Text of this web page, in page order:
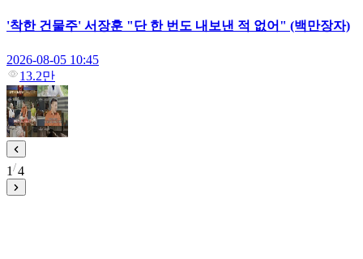
'착한 건물주' 서장훈 "단 한 번도 내보낸 적 없어" (백만장자)
2026-08-05 10:45
13.2만
1 4